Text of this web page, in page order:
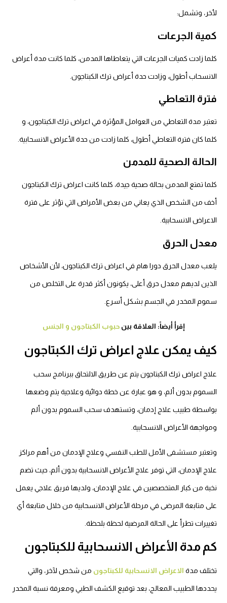
لأخر، وتشمل:
كمية الجرعات
كلما زادت كميات الجرعات التي يتعاطاها المدمن، كلما كانت مدة أعراض
الانسحاب أطول، وزادت حدة أعراض ترك الكبتاجون.
فترة التعاطي
تعتبر مدة التعاطي من العوامل المؤثرة في اعراض ترك الكبتاجون، و
كلما كان فترة التعاطي أطول، كلما زادت من حدة الأعراض الانسحابية.
الحالة الصحية للمدمن
كلما تمتع المدمن بحالة صحية جيدة، كلما كانت اعراض ترك الكبتاجون
أخف من الشخص الذي يعاني من بعض الأمراض التي تؤثر على فترة
الاعراض الانسحابية.
معدل الحرق
يلعب معدل الحرق دورا هام في اعراض ترك الكبتاجون، لأن الأشخاص
الذين لديهم معدل حرق أعلى، يكونون أكثر قدرة على التخلص من
سموم المخدر في الجسم بشكل أسرع.
إقرأ أيضاً: العلاقة بينحبوب الكبتاجون و الجنس
كيف يمكن علاج اعراض ترك الكبتاجون
علاج اعراض ترك الكبتاجون يتم عن طريق الالتحاق ببرنامج سحب
السموم بدون ألم، و هو عبارة عن خطة دوائية وعلاجية يتم وضعها
بواسطة طبيب علاج إدمان، وتستهدف سحب السموم بدون ألم
ومواجهة الأعراض الانسحابية.
وتعتبر مستشفى الأمل للطب النفسي وعلاج الإدمان من أهم مراكز
علاج الإدمان، التي توفر علاج الأعراض الانسحابية بدون ألم، حيث تضم
نخبة من كبار المتخصصين في علاج الإدمان، ولديها فريق علاجي يعمل
على متابعة المرضى في مرحلة الأعراض الانسحابية من خلال متابعة أي
تغييرات تطرأ على الحالة المرضية لحظة بلحظة.
كم مدة الأعراض الانسحابية للكبتاجون
تختلف مدة الاعراض الانسحابية للكبتاجون من شخص لآخر، والتي
يحددها الطبيب المعالج، بعد توقيع الكشف الطبي ومعرفة نسبة المخدر